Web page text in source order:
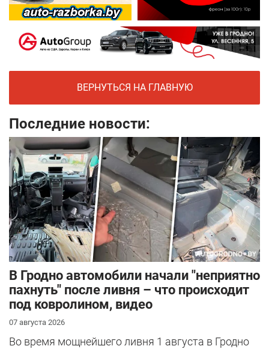
ВЕРНУТЬСЯ НА ГЛАВНУЮ
Последние новости:
В Гродно автомобили начали "неприятно
пахнуть" после ливня – что происходит
под ковролином, видео
07 августа 2026
Во время мощнейшего ливня 1 августа в Гродно